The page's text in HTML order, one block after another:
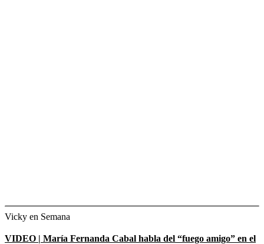
Vicky en Semana
VIDEO | María Fernanda Cabal habla del “fuego amigo” en el